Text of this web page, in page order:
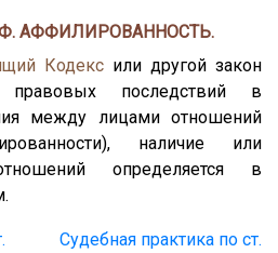
АФФИЛИРОВАННОСТЬ.
Кодекс или другой закон
правовых последствий в
между лицами отношений
наличие или
определяется в
Судебная практика по ст.